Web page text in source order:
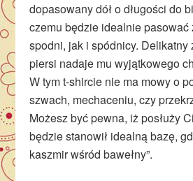
dopasowany dół o długości do
czemu będzie idealnie pasować
spodni, jak i spódnicy. Delikatny
piersi nadaje mu wyjątkowego
W tym t-shircie nie ma mowy o
szwach, mechaceniu, czy
Możesz być pewna, iż posłuży
będzie stanowił idealną bazę,
kaszmir wśród bawełny”.